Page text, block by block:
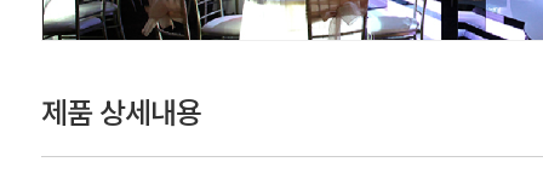
제품 상세내용